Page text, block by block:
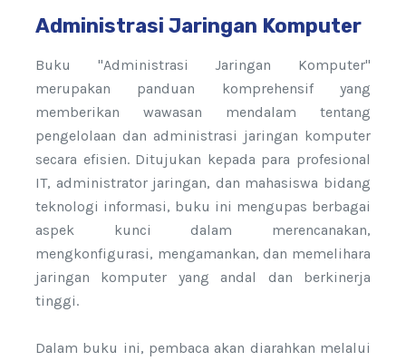
Administrasi Jaringan Komputer
Buku "Administrasi Jaringan Komputer"
merupakan panduan komprehensif yang
memberikan wawasan mendalam tentang
pengelolaan dan administrasi jaringan komputer
secara efisien. Ditujukan kepada para profesional
IT, administrator jaringan, dan mahasiswa bidang
teknologi informasi, buku ini mengupas berbagai
aspek kunci dalam merencanakan,
mengkonfigurasi, mengamankan, dan memelihara
jaringan komputer yang andal dan berkinerja
tinggi.
Dalam buku ini, pembaca akan diarahkan melalui